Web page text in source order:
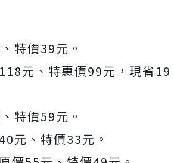
特價39元。
元、特惠價99元，現省19
特價59元。
元、特價33元。